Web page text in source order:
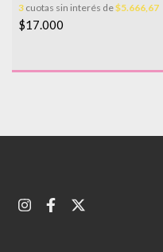
3 cuotas sin interés de$5.666,67
$17.000